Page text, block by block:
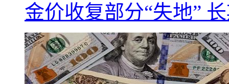
金价收复部分“失地”